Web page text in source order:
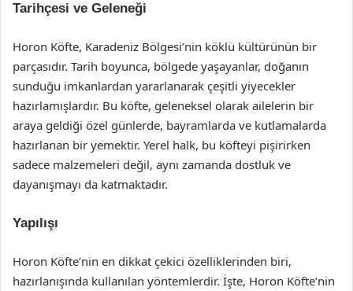
Tarihçesi ve Geleneği
Horon Köfte, Karadeniz Bölgesi’nin köklü kültürünün bir
parçasıdır. Tarih boyunca, bölgede yaşayanlar, doğanın
sunduğu imkanlardan yararlanarak çeşitli yiyecekler
hazırlamışlardır. Bu köfte, geleneksel olarak ailelerin bir
araya geldiği özel günlerde, bayramlarda ve kutlamalarda
hazırlanan bir yemektir. Yerel halk, bu köfteyi pişirirken
sadece malzemeleri değil, aynı zamanda dostluk ve
dayanışmayı da katmaktadır.
Yapılışı
Horon Köfte’nin en dikkat çekici özelliklerinden biri,
hazırlanışında kullanılan yöntemlerdir. İşte, Horon Köfte’nin